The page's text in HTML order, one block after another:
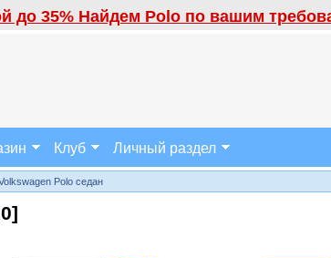
до 35% Найдем Polo по вашим
Клуб Личный раздел
Polo седан
]